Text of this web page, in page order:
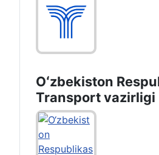
Oʻzbekiston
Transport vazirligi